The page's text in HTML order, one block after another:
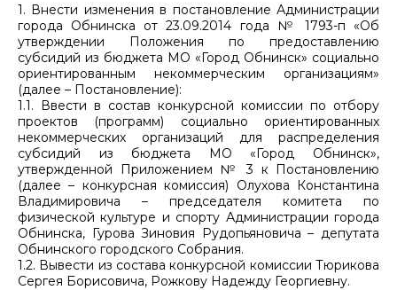
1. Внести изменения в постановление Администрации
города Обнинска от 23.09.2014 года № 1793-п «Об
утверждении Положения по предоставлению
субсидий из бюджета МО «Город Обнинск» социально
ориентированным некоммерческим организациям»
(далее – Постановление):
1.1. Ввести в состав конкурсной комиссии по отбору
проектов (программ) социально ориентированных
некоммерческих организаций для распределения
субсидий из бюджета МО «Город Обнинск»,
утвержденной Приложением № 3 к Постановлению
(далее – конкурсная комиссия) Олухова Константина
Владимировича – председателя комитета по
физической культуре и спорту Администрации города
Обнинска, Гурова Зиновия Рудопьяновича – депутата
Обнинского городского Собрания.
1.2. Вывести из состава конкурсной комиссии Тюрикова
Сергея Борисовича, Рожкову Надежду Георгиевну.